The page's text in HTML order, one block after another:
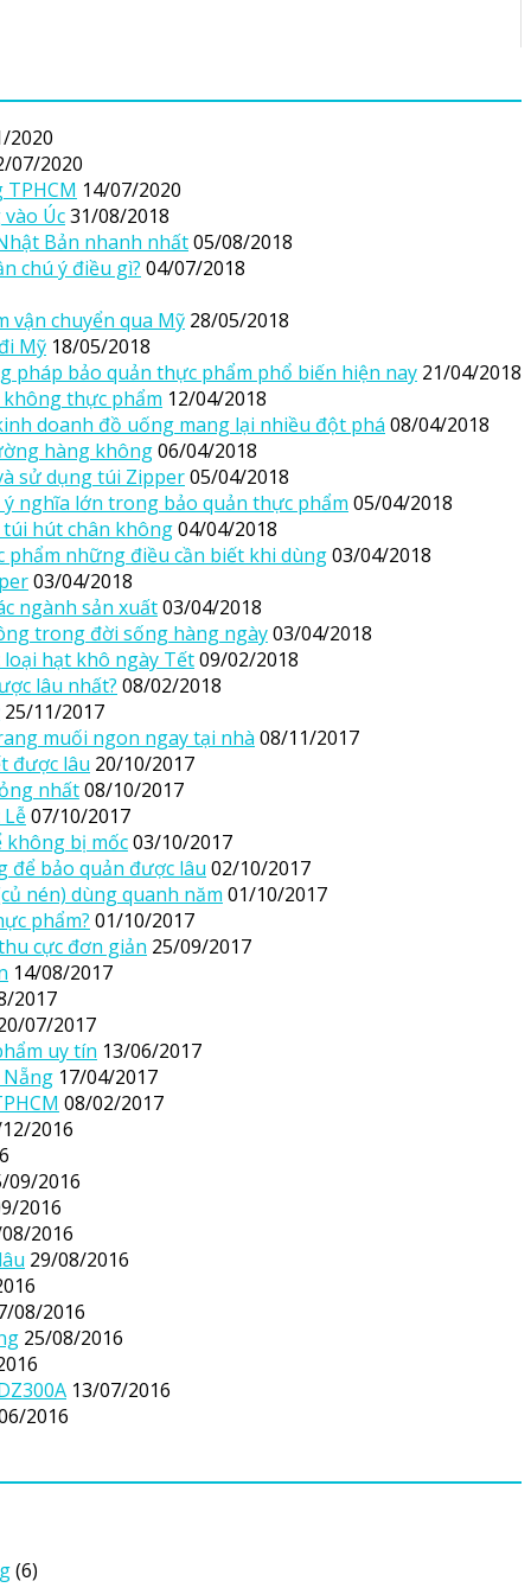
2020
07/2020
14/07/2020
Úc31/08/2018
Bản nhanh nhất05/08/2018
chú ý điều gì? 04/07/2018
vận chuyển qua Mỹ 28/05/2018
Mỹ 18/05/2018
pháp bảo quản thực phẩm phổ biến hiện nay 21/04/2018
thực phẩm 12/04/2018
doanh đồ uống mang lại nhiều đột phá 08/04/2018
hàng không06/04/2018
sử dụng túi Zipper05/04/2018
nghĩa lớn trong bảo quản thực phẩm 05/04/2018
hút chân không04/04/2018
những điều cần biết khi dùng03/04/2018
03/04/2018
ngành sản xuất03/04/2018
trong đời sống hàng ngày03/04/2018
loại hạt khô ngày Tết09/02/2018
lâu nhất? 08/02/2018
25/11/2017
muối ngon ngay tại nhà 08/11/2017
được lâu 20/10/2017
nhất08/10/2017
07/10/2017
không bị mốc03/10/2017
để bảo quản được lâu 02/10/2017
nén) dùng quanh năm 01/10/2017
phẩm? 01/10/2017
cực đơn giản 25/09/2017
14/08/2017
2017
07/2017
uy tín 13/06/2017
17/04/2017
08/02/2017
2016
09/2016
2016
2016
29/08/2016
08/2016
25/08/2016
13/07/2016
2016
(6)